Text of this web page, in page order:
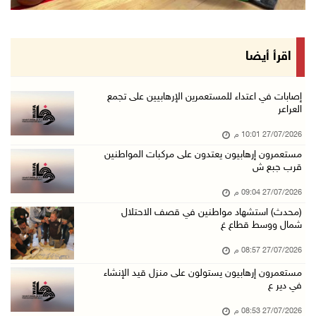
اقرأ أيضا
إصابات في اعتداء للمستعمرين الإرهابيين على تجمع
العراعر
27/07/2026 10:01 م
مستعمرون إرهابيون يعتدون على مركبات المواطنين
قرب جبع ش
27/07/2026 09:04 م
(محدث) استشهاد مواطنين في قصف الاحتلال
شمال ووسط قطاع غ
27/07/2026 08:57 م
مستعمرون إرهابيون يستولون على منزل قيد الإنشاء
في دير ع
27/07/2026 08:53 م